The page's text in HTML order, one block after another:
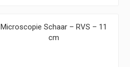
Microscopie Schaar – RVS – 11
cm